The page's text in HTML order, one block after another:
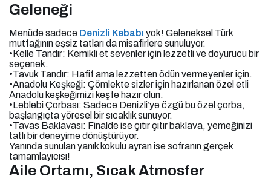
Geleneği
Menüde sadece Denizli Kebabı yok! Geleneksel Türk
mutfağının eşsiz tatları da misafirlere sunuluyor.
•Kelle Tandır: Kemikli et sevenler için lezzetli ve doyurucu bir
seçenek.
•Tavuk Tandır: Hafif ama lezzetten ödün vermeyenler için.
•Anadolu Keşkeği: Çömlekte sizler için hazırlanan özel etli
Anadolu keşkeğimizi keşfe hazır olun.
•Leblebi Çorbası: Sadece Denizli’ye özgü bu özel çorba,
başlangıçta yöresel bir sıcaklık sunuyor.
•Tavas Baklavası: Finalde ise çıtır çıtır baklava, yemeğinizi
tatlı bir deneyime dönüştürüyor.
Yanında sunulan yanık kokulu ayran ise sofranın gerçek
tamamlayıcısı!
Aile Ortamı, Sıcak Atmosfer